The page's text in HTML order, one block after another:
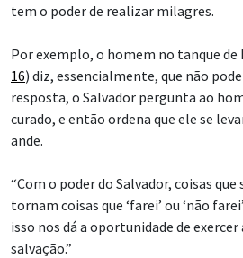
tem o poder de realizar milagres.
Por exemplo, o homem no tanque de
16) diz, essencialmente, que não
resposta, o Salvador pergunta ao
curado, e então ordena que ele se
ande.
“Com o poder do Salvador, coisas que
tornam coisas que ‘farei’ ou ‘não
isso nos dá a oportunidade de
salvação.”